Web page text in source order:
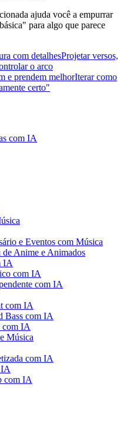
ajuda você a empurrar
para algo que parece
com detalhesProjetar versos,
o arco
e prendem melhorIterar como
certo"
com IA
e Eventos com Música
Anime e Animados
IA
com IA
com IA
com IA
Bass com IA
com IA
Música
com IA
com IA